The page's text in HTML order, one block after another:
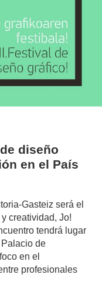
diseño
en el País
Gasteiz será el
creatividad, Jo!
tendrá lugar
Palacio de
en el
profesionales